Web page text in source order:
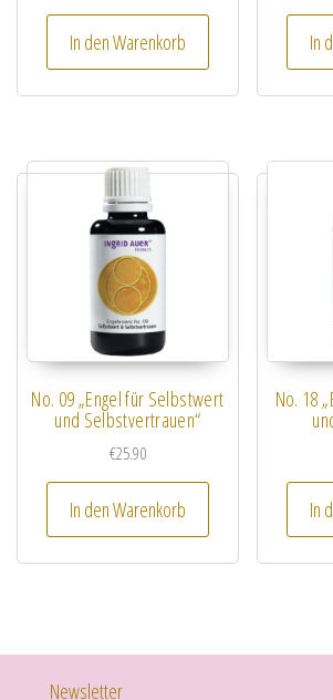
In den Warenkorb In
No. 09 „Engel für Selbstwert
und Selbstvertrauen“
€25.90
In den Warenkorb
No. 18
In
Newsletter